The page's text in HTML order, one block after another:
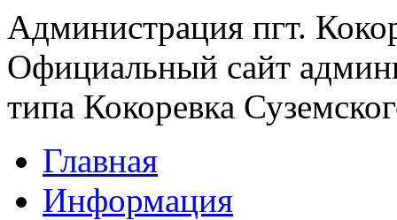
Администрация пгт.
Официальный сайт
типа Кокоревка
Главная
Информация